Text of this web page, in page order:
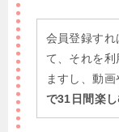
会員登録すれ
て、それを
ますし、動
で31日間楽